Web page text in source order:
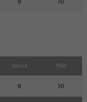
Servis
9
Pláž
10